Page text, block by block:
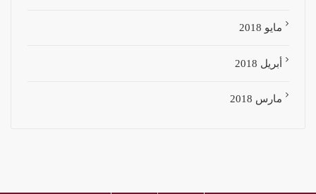
مايو 2018
أبريل 2018
مارس 2018